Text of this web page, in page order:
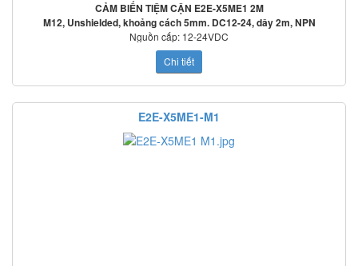
CẢM BIẾN TIỆM CẬN E2E-X5ME1 2M
M12, Unshielded, khoảng cách 5mm. DC12-24, dây 2m, NPN
Nguồn cấp: 12-24VDC
Tần số đáp ứng: 2000Hz
Mạch bảo vệ: Ngược cực cấp nguồn, quá áp tức thời, ngắn mạch ngõ ra
Nhiệt độ làm việc: -25
Tiêu chuẩn: IEC60529: IP67
HƯỚNG DẪN ĐẤU NỐI E2E-X5ME1 2M:
Chi tiết
E2E-X5ME1-M1